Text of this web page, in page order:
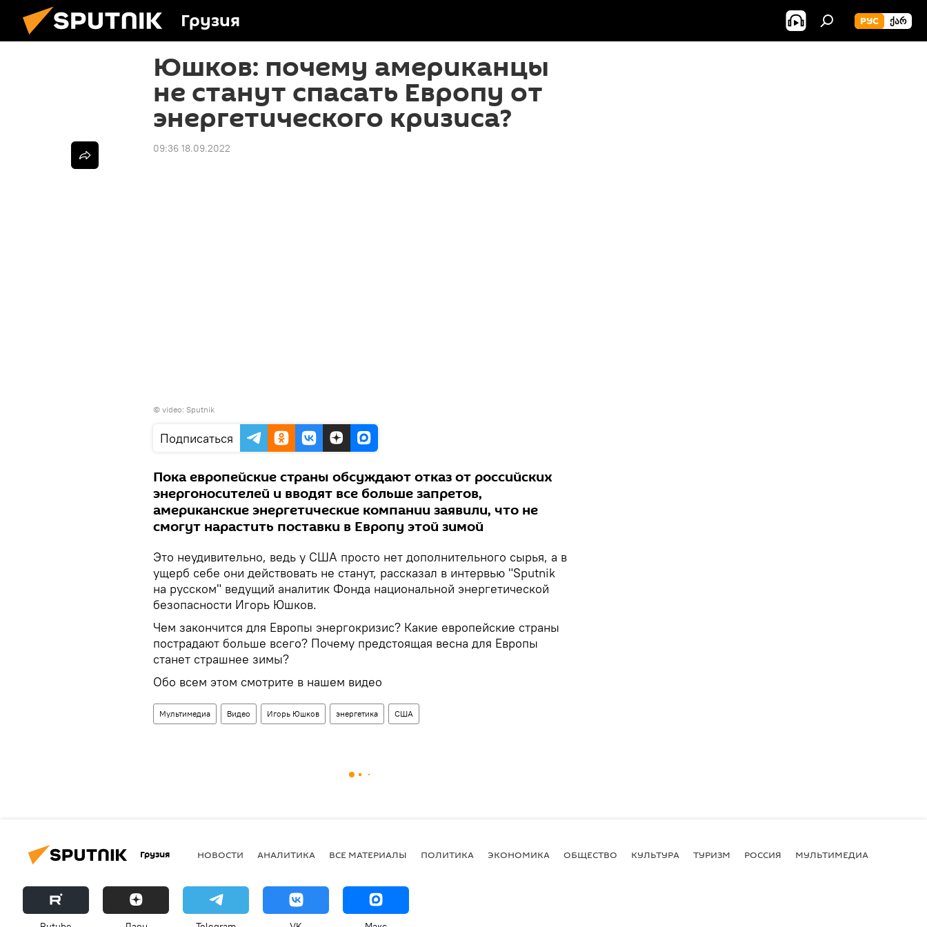
Грузия РУС ᲥᲐᲠ
Юшков: почему американцы
не станут спасать Европу от
энергетического кризиса?
09:36 18.09.2022
© video: Sputnik
Подписаться
Пока европейские страны обсуждают отказ от российских
энергоносителей и вводят все больше запретов,
американские энергетические компании заявили, что не
смогут нарастить поставки в Европу этой зимой
Это неудивительно, ведь у США просто нет дополнительного сырья, а в
ущерб себе они действовать не станут, рассказал в интервью "Sputnik
на русском" ведущий аналитик Фонда национальной энергетической
безопасности Игорь Юшков.
Чем закончится для Европы энергокризис? Какие европейские страны
пострадают больше всего? Почему предстоящая весна для Европы
станет страшнее зимы?
Обо всем этом смотрите в нашем видео
Мультимедиа Видео Игорь Юшков энергетика США
Грузия НОВОСТИ АНАЛИТИКА ВСЕ МАТЕРИАЛЫ ПОЛИТИКА ЭКОНОМИКА ОБЩЕСТВО КУЛЬТУРА ТУРИЗМ РОССИЯ МУЛЬТИМЕДИА